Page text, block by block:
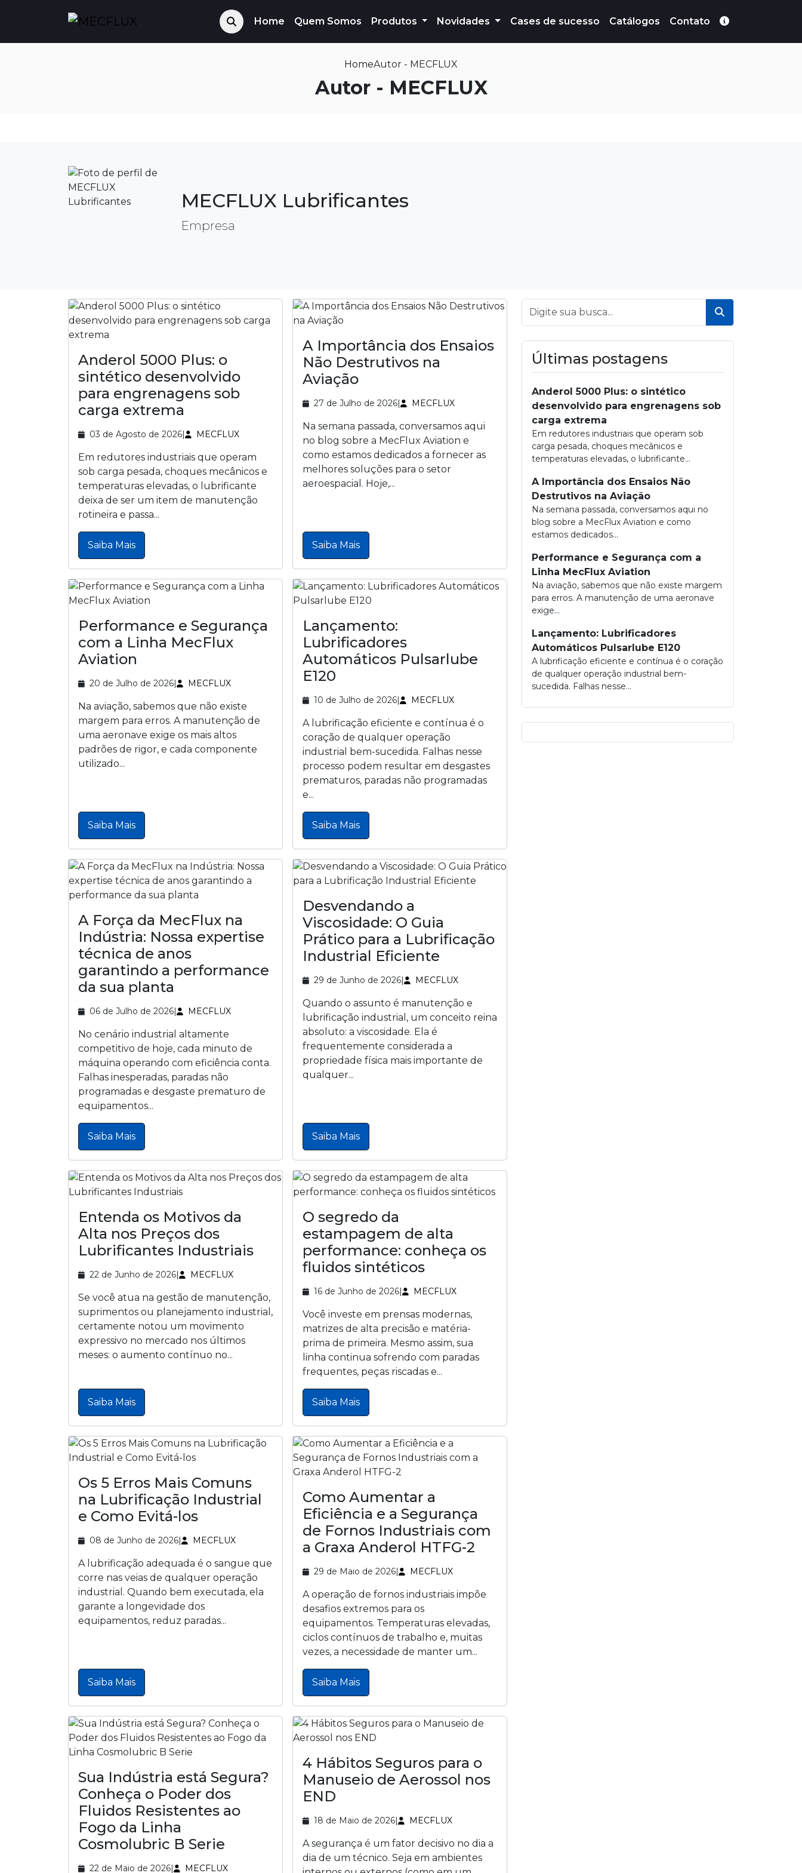
Home Quem Somos Produtos Novidades Cases de sucesso Catálogos Contato
HomeAutor - MECFLUX
Autor - MECFLUX
MECFLUX Lubrificantes
Empresa
Anderol 5000 Plus: o
sintético desenvolvido
para engrenagens sob
carga extrema
03 de Agosto de 2026| MECFLUX
Em redutores industriais que operam
sob carga pesada, choques mecânicos e
temperaturas elevadas, o lubrificante
deixa de ser um item de manutenção
rotineira e passa...
Saiba Mais
A Importância dos Ensaios
Não Destrutivos na
Aviação
27 de Julho de 2026| MECFLUX
Na semana passada, conversamos aqui
no blog sobre a MecFlux Aviation e
como estamos dedicados a fornecer as
melhores soluções para o setor
aeroespacial. Hoje,...
Saiba Mais
Performance e Segurança
com a Linha MecFlux
Aviation
20 de Julho de 2026| MECFLUX
Na aviação, sabemos que não existe
margem para erros. A manutenção de
uma aeronave exige os mais altos
padrões de rigor, e cada componente
utilizado...
Saiba Mais
Lançamento:
Lubrificadores
Automáticos Pulsarlube
E120
10 de Julho de 2026| MECFLUX
A lubrificação eficiente e contínua é o
coração de qualquer operação
industrial bem-sucedida. Falhas nesse
processo podem resultar em desgastes
prematuros, paradas não programadas
e...
Saiba Mais
A Força da MecFlux na
Indústria: Nossa expertise
técnica de anos
garantindo a performance
da sua planta
06 de Julho de 2026| MECFLUX
No cenário industrial altamente
competitivo de hoje, cada minuto de
máquina operando com eficiência conta.
Falhas inesperadas, paradas não
programadas e desgaste prematuro de
equipamentos...
Saiba Mais
Desvendando a
Viscosidade: O Guia
Prático para a Lubrificação
Industrial Eficiente
29 de Junho de 2026| MECFLUX
Quando o assunto é manutenção e
lubrificação industrial, um conceito reina
absoluto: a viscosidade. Ela é
frequentemente considerada a
propriedade física mais importante de
qualquer...
Saiba Mais
Entenda os Motivos da
Alta nos Preços dos
Lubrificantes Industriais
22 de Junho de 2026| MECFLUX
Se você atua na gestão de manutenção,
suprimentos ou planejamento industrial,
certamente notou um movimento
expressivo no mercado nos últimos
meses: o aumento contínuo no...
Saiba Mais
O segredo da
estampagem de alta
performance: conheça os
fluidos sintéticos
16 de Junho de 2026| MECFLUX
Você investe em prensas modernas,
matrizes de alta precisão e matéria-
prima de primeira. Mesmo assim, sua
linha continua sofrendo com paradas
frequentes, peças riscadas e...
Saiba Mais
Os 5 Erros Mais Comuns
na Lubrificação Industrial
e Como Evitá-los
08 de Junho de 2026| MECFLUX
A lubrificação adequada é o sangue que
corre nas veias de qualquer operação
industrial. Quando bem executada, ela
garante a longevidade dos
equipamentos, reduz paradas...
Saiba Mais
Como Aumentar a
Eficiência e a Segurança
de Fornos Industriais com
a Graxa Anderol HTFG-2
29 de Maio de 2026| MECFLUX
A operação de fornos industriais impõe
desafios extremos para os
equipamentos. Temperaturas elevadas,
ciclos contínuos de trabalho e, muitas
vezes, a necessidade de manter um...
Saiba Mais
Sua Indústria está Segura?
Conheça o Poder dos
Fluidos Resistentes ao
Fogo da Linha
Cosmolubric B Serie
22 de Maio de 2026| MECFLUX
4 Hábitos Seguros para o
Manuseio de Aerossol nos
END
18 de Maio de 2026| MECFLUX
A segurança é um fator decisivo no dia a
dia de um técnico. Seja em ambientes
Buscar
Últimas postagens
Anderol 5000 Plus: o sintético
desenvolvido para engrenagens sob
carga extrema
Em redutores industriais que operam sob
carga pesada, choques mecânicos e
temperaturas elevadas, o lubrificante...
A Importância dos Ensaios Não
Destrutivos na Aviação
Na semana passada, conversamos aqui no
blog sobre a MecFlux Aviation e como
estamos dedicados...
Performance e Segurança com a
Linha MecFlux Aviation
Na aviação, sabemos que não existe margem
para erros. A manutenção de uma aeronave
exige...
Lançamento: Lubrificadores
Automáticos Pulsarlube E120
A lubrificação eficiente e contínua é o coração
de qualquer operação industrial bem-
sucedida. Falhas nesse...